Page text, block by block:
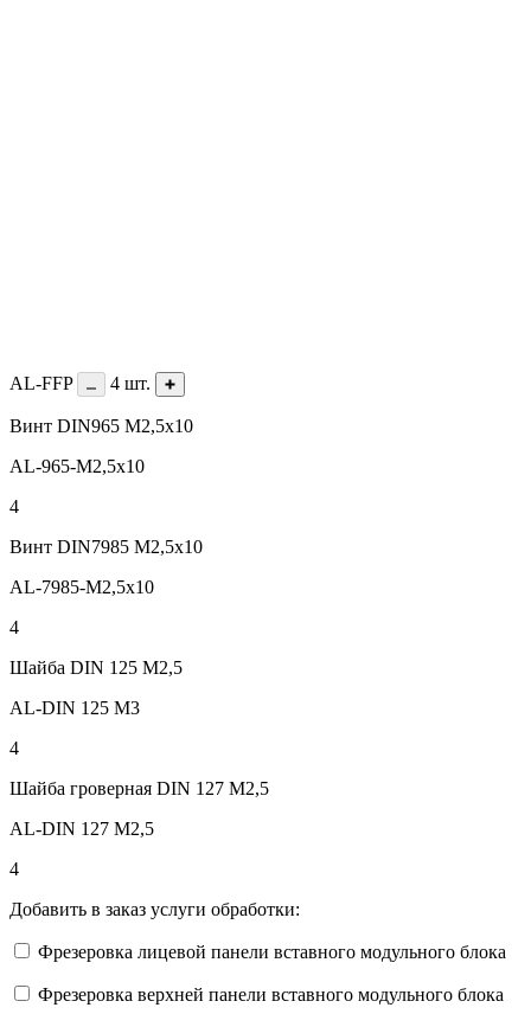
AL-FFP 4 шт.
Винт DIN965 М2,5х10
AL-965-M2,5х10
4
Винт DIN7985 M2,5х10
AL-7985-M2,5x10
4
Шайба DIN 125 М2,5
AL-DIN 125 M3
4
Шайба гроверная DIN 127 М2,5
AL-DIN 127 M2,5
4
Добавить в заказ услуги обработки:
Фрезеровка лицевой панели вставного модульного блока
Фрезеровка верхней панели вставного модульного блока